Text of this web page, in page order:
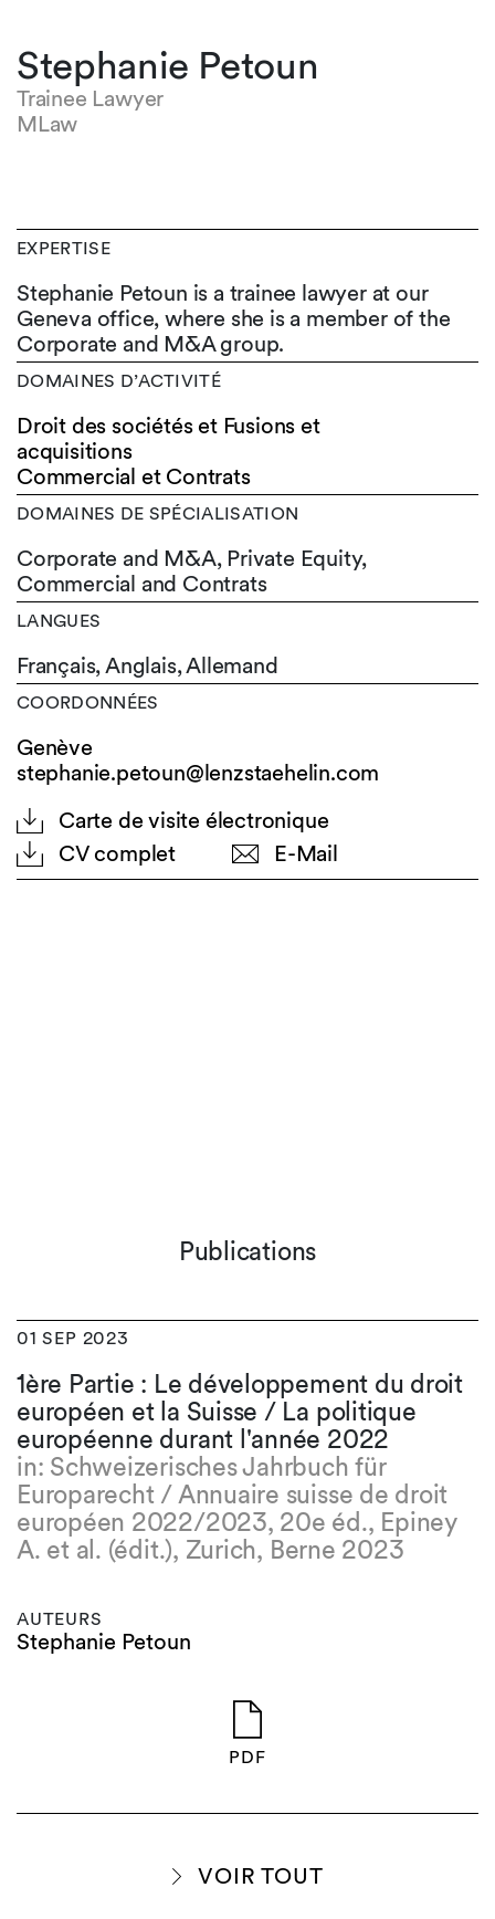
Stephanie Petoun
Trainee Lawyer
MLaw
EXPERTISE
Stephanie Petoun is a trainee lawyer at our
Geneva office, where she is a member of the
Corporate and M&A group.
DOMAINES D’ACTIVITÉ
Droit des sociétés et Fusions et
acquisitions
Commercial et Contrats
DOMAINES DE SPÉCIALISATION
Corporate and M&A, Private Equity,
Commercial and Contrats
LANGUES
Français,Anglais,Allemand
COORDONNÉES
Genève
stephanie.petoun@lenzstaehelin.com
Carte de visite électronique
CV complet
E-Mail
Publications
01 SEP 2023
1ère Partie : Le développement du droit
européen et la Suisse / La politique
européenne durant l'année 2022
in: Schweizerisches Jahrbuch für
Europarecht / Annuaire suisse de droit
européen 2022/2023, 20e éd., Epiney
A. et al. (édit.), Zurich, Berne 2023
AUTEURS
Stephanie Petoun
PDF
VOIR TOUT